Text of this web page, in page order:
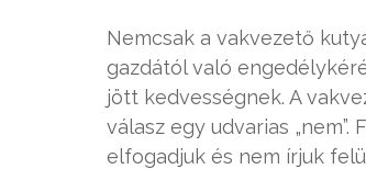
Nemcsak a vakvezető
gazdától való
jött kedvességnek. A
válasz egy udvarias
elfogadjuk és nem írjuk